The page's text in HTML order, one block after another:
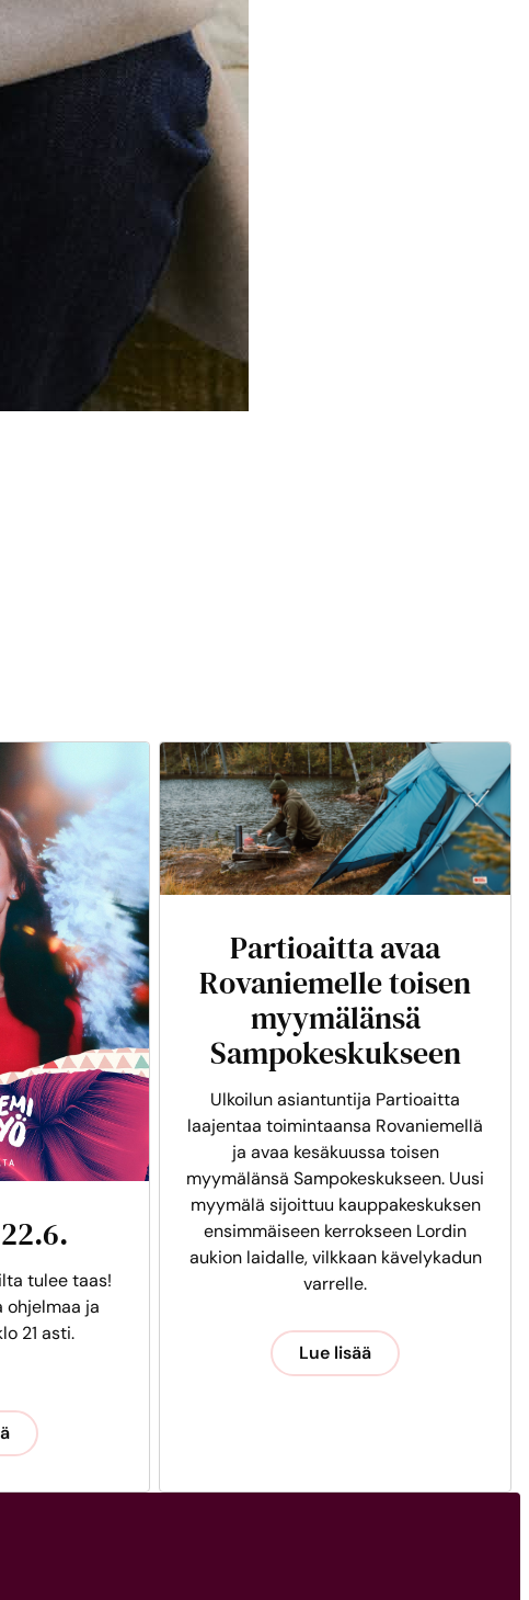
tulee taas!
ohjelmaa ja
21 asti.
Partioaitta avaa
Rovaniemelle toisen
myymälänsä
Sampokeskukseen
Ulkoilun asiantuntija Partioaitta
laajentaa toimintaansa Rovaniemellä
ja avaa kesäkuussa toisen
myymälänsä Sampokeskukseen. Uusi
myymälä sijoittuu kauppakeskuksen
ensimmäiseen kerrokseen Lordin
aukion laidalle, vilkkaan kävelykadun
varrelle.
Lue lisää